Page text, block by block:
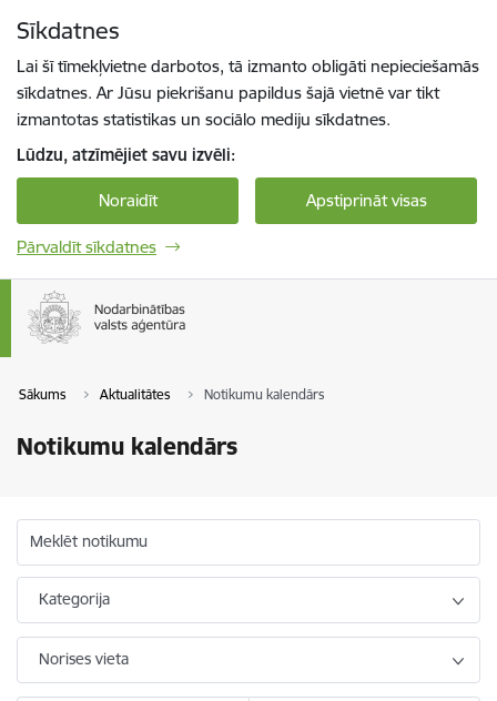
Sīkdatnes
Lai šī tīmekļvietne darbotos, tā izmanto obligāti nepieciešamās
sīkdatnes. Ar Jūsu piekrišanu papildus šajā vietnē var tikt
izmantotas statistikas un sociālo mediju sīkdatnes.
Lūdzu, atzīmējiet savu izvēli:
Noraidīt Apstiprināt visas
Pārvaldīt sīkdatnes
Sākums Aktualitātes Notikumu kalendārs
Notikumu kalendārs
Meklēt notikumu
Kategorija
Norises vieta